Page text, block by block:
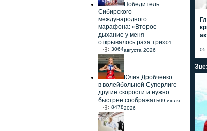
Победитель
Сибирского
международного
марафона: «Второе
дыхание у меня
открывалось раза три»
3064
01
августа 2026
Юлия Дробченко:
в волейбольной Суперлиге
другие скорости и нужно
быстрее соображать
8478
09 июля
2026
05